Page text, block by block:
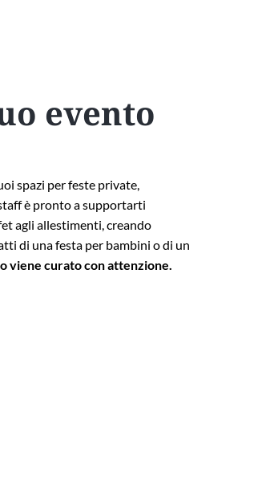
evento
spazi per feste private,
è pronto a supportarti
agli allestimenti, creando
di una festa per bambini o di un
viene curato con attenzione.